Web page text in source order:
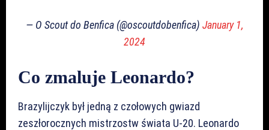
— O Scout do Benfica (@oscoutdobenfica) January 1,
2024
Co zmaluje Leonardo?
Brazylijczyk był jedną z czołowych gwiazd
zeszłorocznych mistrzostw świata U-20. Leonardo